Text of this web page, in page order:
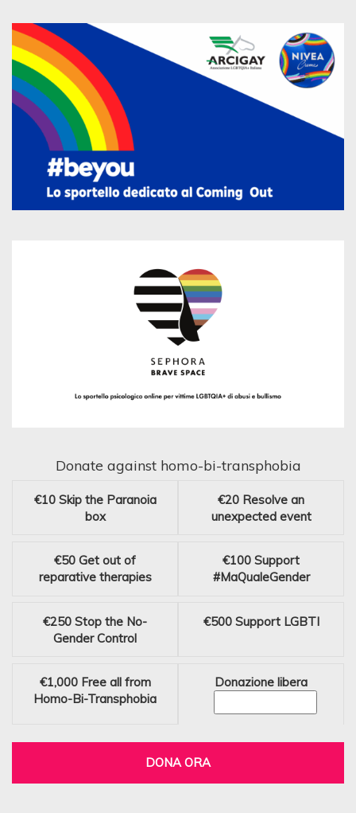
Donate against homo-bi-transphobia
€10 Skip the Paranoia
box
€20 Resolve an
unexpected event
€50 Get out of
reparative therapies
€100 Support
#MaQualeGender
€250 Stop the No-
Gender Control
€500 Support LGBTI
€1,000 Free all from
Homo-Bi-Transphobia
Donazione libera
DONA ORA